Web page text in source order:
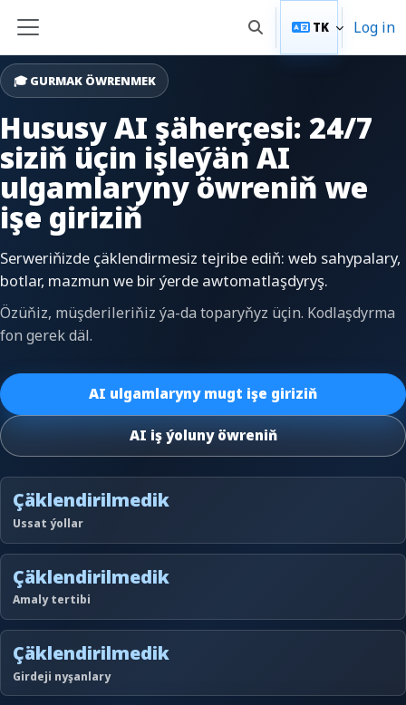
Side panel Toggle search input
TK Log in
🎓 GURMAK ÖWRENMEK
Hususy AI şäherçesi: 24/7
siziň üçin işleýän AI
ulgamlaryny öwreniň we
işe giriziň
Serweriňizde çäklendirmesiz tejribe ediň: web sahypalary,
botlar, mazmun we bir ýerde awtomatlaşdyryş.
Özüňiz, müşderileriňiz ýa-da toparyňyz üçin. Kodlaşdyrma
fon gerek däl.
AI ulgamlaryny mugt işe giriziň
AI iş ýoluny öwreniň
Çäklendirilmedik
Ussat ýollar
Çäklendirilmedik
Amaly tertibi
Çäklendirilmedik
Girdeji nyşanlary